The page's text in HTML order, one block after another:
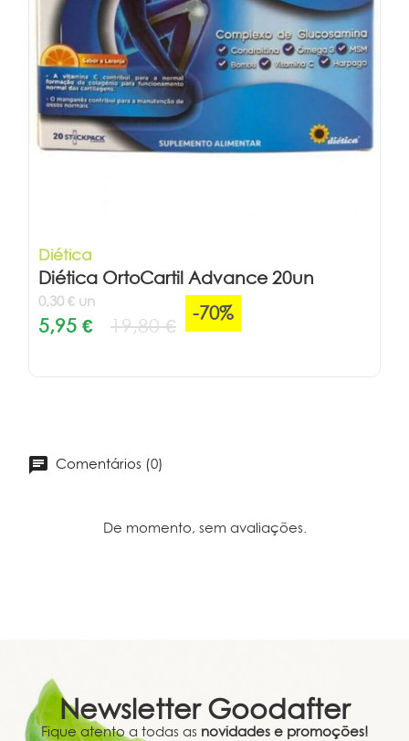
Diética
Diética OrtoCartil Advance 20un
0,30 € un
5,95 € 19,80 €
-70%
Comentários (0)
De momento, sem avaliações.
Newsletter Goodafter
Fique atento a todas as novidades e promoções!